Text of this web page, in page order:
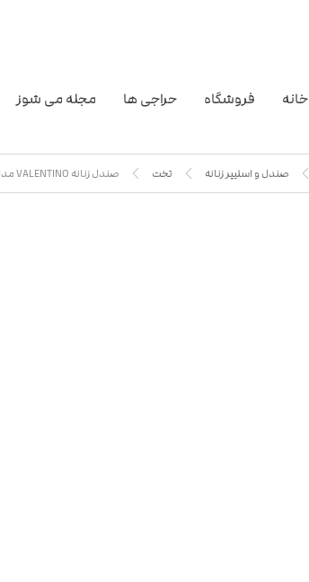
خانه فروشگاه حراجی ها مجله می شوز
صندل و اسلیپر زنانه تخت صندل زنانه VALENTINO مدل دو رکاب